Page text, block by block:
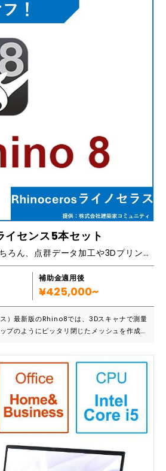
公式アカウント構築も行っています。マスタ
されますと、スタートアップが楽になりま
！とお客様から喜ばれていますので、ぜひ合
ザが多いため、
です。また将来の様々なニーズ（特に海外展
ることができます。一度構築してしまえば、
ールです。 ■主要機能一覧 ※詳
・商品管理 ・顧客管
ッピングカート ・決済 ・マーケティング ・
ブログ
センス5本セット
建築や機械の設計はもちろん、点群データ加工や3Dプリンタ出力用データの作成にも最適／2023年11月発売の最新版3D-CAD
補助金適用後
¥425,000~
）最新版のRhino8では、3Dスキャナで測量
プのようにピッタリ閉じたメッシュを作成で
シュ・プル操作で複雑な形状を編集できま
幅に改善しており、敬遠していたMacユーザ
複
社様 ・３Dスキャナでの点群データ測量の導
建築の場合はリノベーション等） ・3Dプリ
会社様 ・Rhino旧版を検討したことのあるM
ーム3Dモデリングツールの決定版。複雑さ、
能。 ・通常のパソコンで動作するため、特
・他ツールとの互換性も豊富。 ■主要機